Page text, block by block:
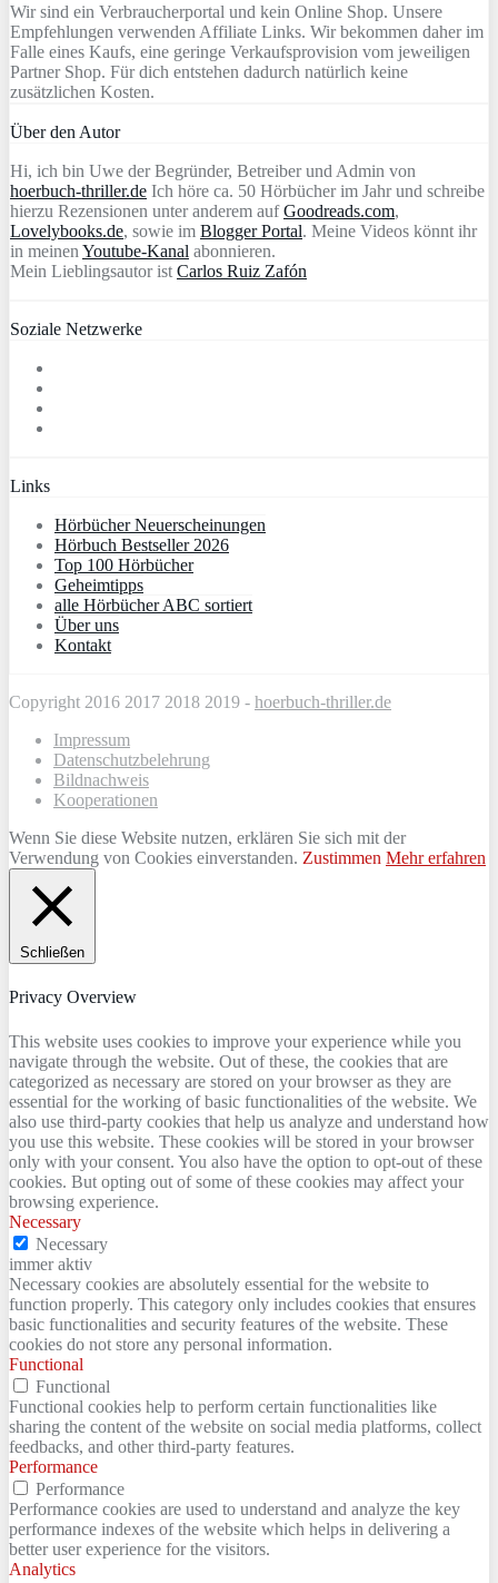
Wir sind ein Verbraucherportal und kein Online Shop. Unsere
Empfehlungen verwenden Affiliate Links. Wir bekommen daher im
Falle eines Kaufs, eine geringe Verkaufsprovision vom jeweiligen
Partner Shop. Für dich entstehen dadurch natürlich keine
zusätzlichen Kosten.
Über den Autor
Hi, ich bin Uwe der Begründer, Betreiber und Admin von
hoerbuch-thriller.de Ich höre ca. 50 Hörbücher im Jahr und schreibe
hierzu Rezensionen unter anderem aufGoodreads.com,
Lovelybooks.de, sowie im Blogger Portal. Meine Videos könnt ihr
in meinen Youtube-Kanal abonnieren.
Mein Lieblingsautor ist Carlos Ruiz Zafón
Soziale Netzwerke
Links
Hörbücher Neuerscheinungen
Hörbuch Bestseller 2026
Top 100 Hörbücher
Geheimtipps
alle Hörbücher ABC sortiert
Über uns
Kontakt
Copyright 2016 2017 2018 2019 - hoerbuch-thriller.de
Impressum
Datenschutzbelehrung
Bildnachweis
Kooperationen
Wenn Sie diese Website nutzen, erklären Sie sich mit der
Verwendung von Cookies einverstanden. Zustimmen Mehr erfahren
Schließen
Privacy Overview
This website uses cookies to improve your experience while you
navigate through the website. Out of these, the cookies that are
categorized as necessary are stored on your browser as they are
essential for the working of basic functionalities of the website. We
also use third-party cookies that help us analyze and understand how
you use this website. These cookies will be stored in your browser
only with your consent. You also have the option to opt-out of these
cookies. But opting out of some of these cookies may affect your
browsing experience.
Necessary
Necessary
immer aktiv
Necessary cookies are absolutely essential for the website to
function properly. This category only includes cookies that ensures
basic functionalities and security features of the website. These
cookies do not store any personal information.
Functional
Functional
Functional cookies help to perform certain functionalities like
sharing the content of the website on social media platforms, collect
feedbacks, and other third-party features.
Performance
Performance
Performance cookies are used to understand and analyze the key
performance indexes of the website which helps in delivering a
better user experience for the visitors.
Analytics